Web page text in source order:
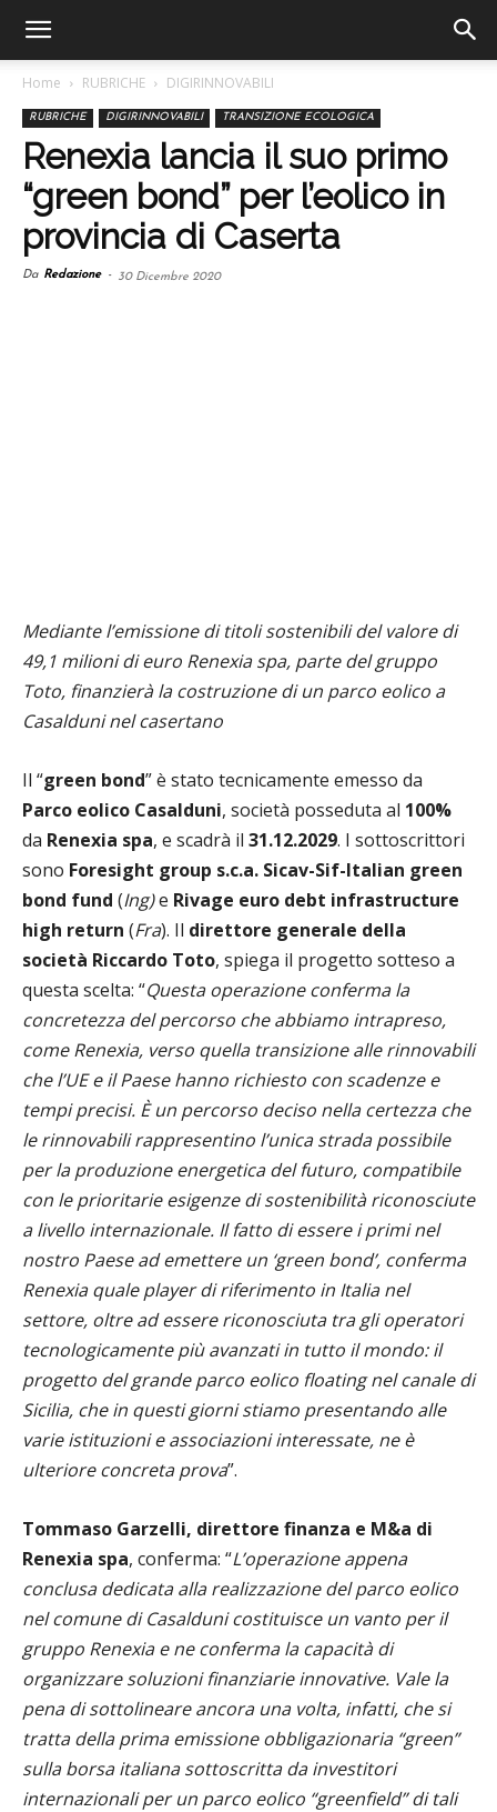
Home RUBRICHE DIGIRINNOVABILI
RUBRICHE DIGIRINNOVABILI TRANSIZIONE ECOLOGICA
Renexia lancia il suo primo
“green bond” per l’eolico in
provincia di Caserta
Da Redazione - 30 Dicembre 2020
Mediante l’emissione di titoli sostenibili del valore di
49,1 milioni di euro Renexia spa, parte del gruppo
Toto, finanzierà la costruzione di un parco eolico a
Casalduni nel casertano
Il “green bond” è stato tecnicamente emesso da
Parco eolico Casalduni, società posseduta al 100%
da Renexia spa, e scadrà il 31.12.2029. I sottoscrittori
sono Foresight group s.c.a. Sicav-Sif-Italian green
bond fund (Ing)e Rivage euro debt infrastructure
high return (Fra). Il direttore generale della
società Riccardo Toto, spiega il progetto sotteso a
questa scelta: “Questa operazione conferma la
concretezza del percorso che abbiamo intrapreso,
come Renexia, verso quella transizione alle rinnovabili
che l’UE e il Paese hanno richiesto con scadenze e
tempi precisi. È un percorso deciso nella certezza che
le rinnovabili rappresentino l’unica strada possibile
per la produzione energetica del futuro, compatibile
con le prioritarie esigenze di sostenibilità riconosciute
a livello internazionale. Il fatto di essere i primi nel
nostro Paese ad emettere un ‘green bond’, conferma
Renexia quale player di riferimento in Italia nel
settore, oltre ad essere riconosciuta tra gli operatori
tecnologicamente più avanzati in tutto il mondo: il
progetto del grande parco eolico floating nel canale di
Sicilia, che in questi giorni stiamo presentando alle
varie istituzioni e associazioni interessate, ne è
ulteriore concreta prova”.
Tommaso Garzelli, direttore finanza e M&a di
Renexia spa, conferma: “L’operazione appena
conclusa dedicata alla realizzazione del parco eolico
nel comune di Casalduni costituisce un vanto per il
gruppo Renexia e ne conferma la capacità di
organizzare soluzioni finanziarie innovative. Vale la
pena di sottolineare ancora una volta, infatti, che si
tratta della prima emissione obbligazionaria “green”
sulla borsa italiana sottoscritta da investitori
internazionali per un parco eolico “greenfield” di tali